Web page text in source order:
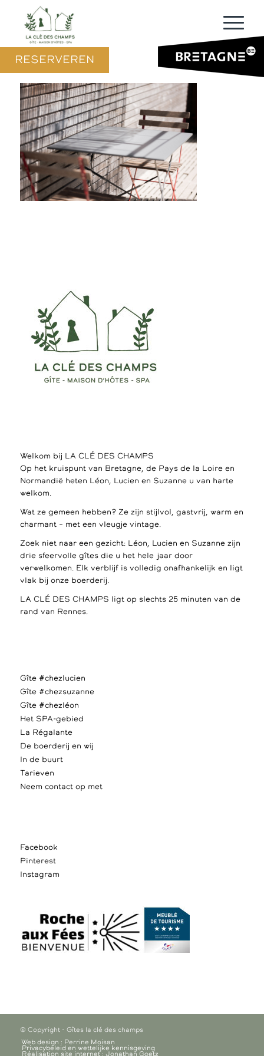
RESERVEREN
Welkom bij LA CLÉ DES CHAMPS
Op het kruispunt van Bretagne, de Pays de la Loire en
Normandië heten Léon, Lucien en Suzanne u van harte
welkom.
Wat ze gemeen hebben? Ze zijn stijlvol, gastvrij, warm en
charmant – met een vleugje vintage.
Zoek niet naar een gezicht: Léon, Lucien en Suzanne zijn
drie sfeervolle gîtes die u het hele jaar door
verwelkomen. Elk verblijf is volledig onafhankelijk en ligt
vlak bij onze boerderij.
LA CLÉ DES CHAMPS ligt op slechts 25 minuten van de
rand van Rennes.
Gîte #chezlucien
Gîte #chezsuzanne
Gîte #chezléon
Het SPA-gebied
La Régalante
De boerderij en wij
In de buurt
Tarieven
Neem contact op met
Facebook
Pinterest
Instagram
© Copyright - Gîtes la clé des champs
Web design : Perrine Moisan
Privacybeleid en wettelijke kennisgeving
Réalisation site internet : Jonathan Goetz